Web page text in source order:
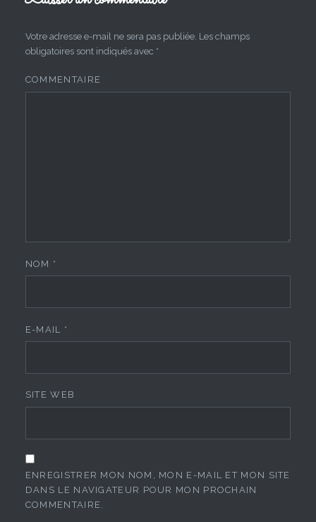
Votre adresse e-mail ne sera pas publiée. Les champs
obligatoires sont indiqués avec *
COMMENTAIRE
NOM *
E-MAIL *
SITE WEB
ENREGISTRER MON NOM, MON E-MAIL ET MON SITE
DANS LE NAVIGATEUR POUR MON PROCHAIN
COMMENTAIRE.